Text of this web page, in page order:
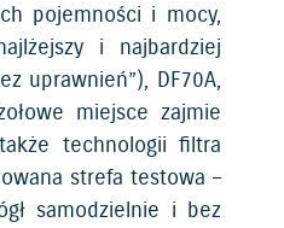
pojemności i mocy,
i najbardziej
uprawnień”), DF70A,
miejsce zajmie
technologii filtra
strefa testowa –
samodzielnie i bez